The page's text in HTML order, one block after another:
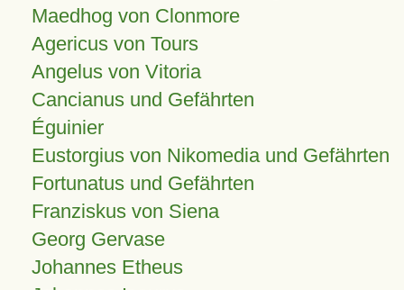
Maedhog von Clonmore
Agericus von Tours
Angelus von Vitoria
Cancianus und Gefährten
Éguinier
Eustorgius von Nikomedia und Gefährten
Fortunatus und Gefährten
Franziskus von Siena
Georg Gervase
Johannes Etheus